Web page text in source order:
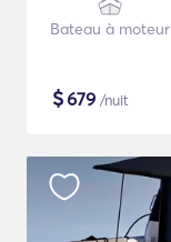
Bateau à moteur
$679 /nuit